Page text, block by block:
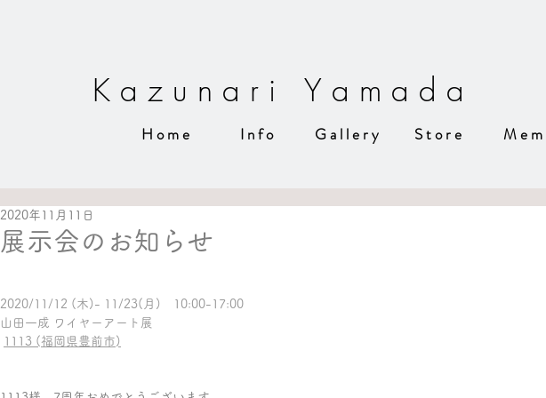
K a z u n a r i Y a m a d a
H o m e I n f o G a l l e r y S t o r e M e m
展示会のお知らせ
2020年11月11日
2020/11/12 (木)- 11/23(月)　10:00-17:00
山田一成 ワイヤーアート展
1113 (福岡県豊前市)